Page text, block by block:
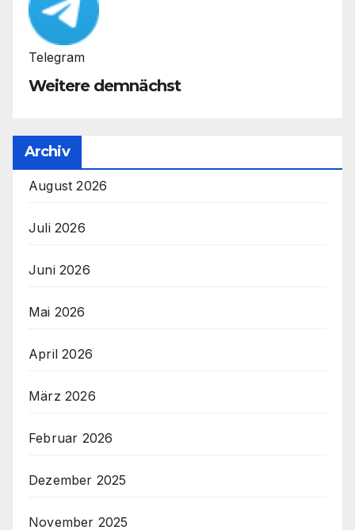
Telegram
Weitere demnächst
Archiv
August 2026
Juli 2026
Juni 2026
Mai 2026
April 2026
März 2026
Februar 2026
Dezember 2025
November 2025